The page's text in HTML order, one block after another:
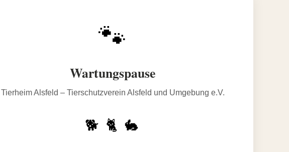
🐾
Wartungspause
Tierheim Alsfeld – Tierschutzverein Alsfeld und Umgebung e.V.
🐕 🐈 🐇